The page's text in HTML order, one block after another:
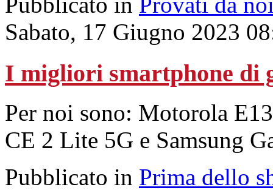
Sabato, 17 Giugno 2023
I migliori smartphone di
Per noi sono: Motorola
CE 2 Lite 5G e Samsung
Pubblicato in Prima dello